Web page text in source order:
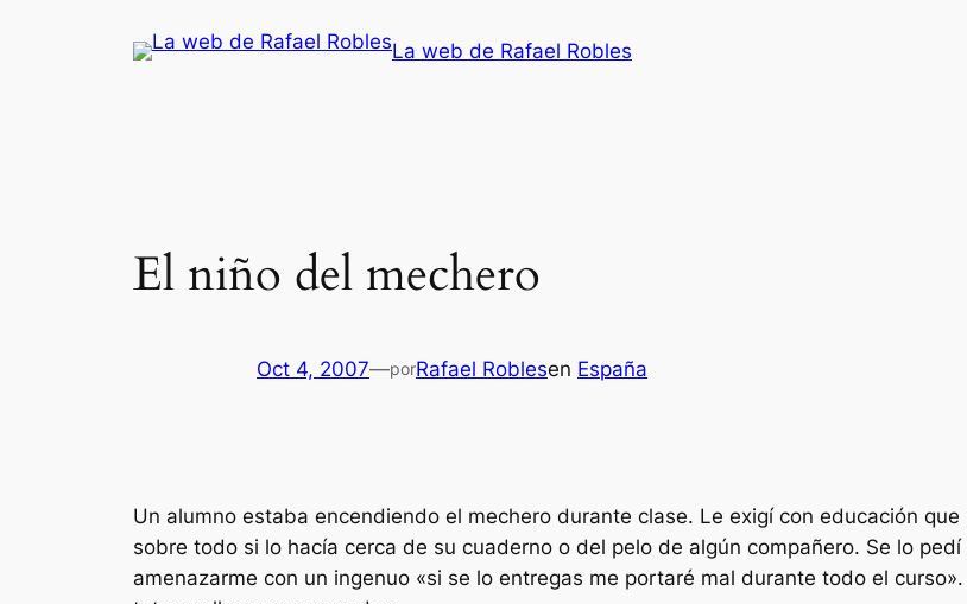
La web de Rafael Robles
El niño del mechero
Oct 4, 2007—porRafael Roblesen España
Un alumno estaba encendiendo el mechero durante clase. Le exigí con educación
sobre todo si lo hacía cerca de su cuaderno o del pelo de algún compañero. Se lo
amenazarme con un ingenuo «si se lo entregas me portaré mal durante todo el